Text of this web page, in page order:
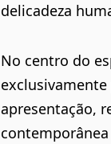
delicadeza
No centro do
apresentação,